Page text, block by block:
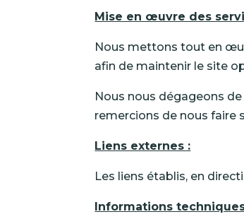
Mise en œuvre des
Nous mettons tout en
afin de maintenir le site
Nous nous dégageons
remercions de nous faire
Liens externes :
Les liens établis, en
Informations